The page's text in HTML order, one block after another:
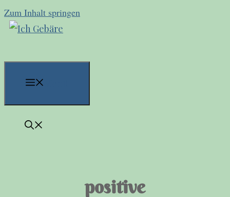
Zum Inhalt springen
positive